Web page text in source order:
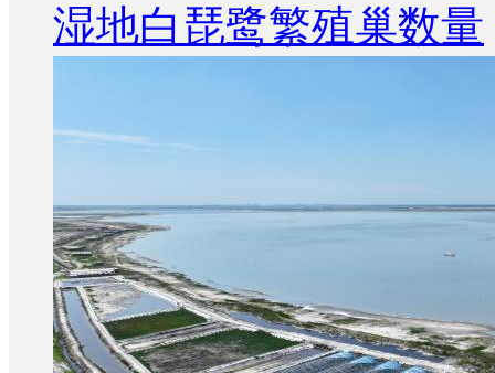
湿地白琵鹭繁殖巢数量